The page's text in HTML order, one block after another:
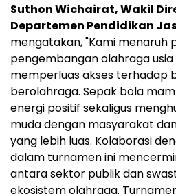
Suthon Wichairat, Wakil
Departemen Pendidikan
mengatakan, "Kami menaruh
pengembangan olahraga
memperluas akses terhadap
berolahraga. Sepak bola
energi positif sekaligus
muda dengan masyarakat
yang lebih luas. Kolaborasi
dalam turnamen ini
antara sektor publik dan
ekosistem olahraga.